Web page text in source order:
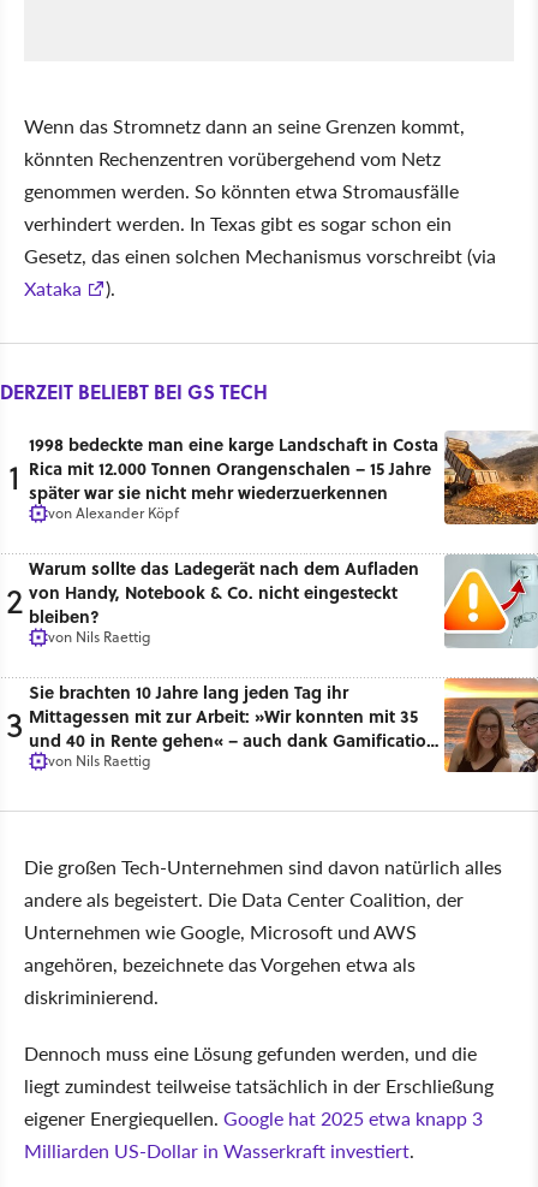
Wenn das Stromnetz dann an seine Grenzen kommt,
könnten Rechenzentren vorübergehend vom Netz
genommen werden. So könnten etwa Stromausfälle
verhindert werden. In Texas gibt es sogar schon ein
Gesetz, das einen solchen Mechanismus vorschreibt (via
Xataka
).
DERZEIT BELIEBT BEI GS TECH
1
1998 bedeckte man eine karge Landschaft in Costa
Rica mit 12.000 Tonnen Orangenschalen – 15 Jahre
später war sie nicht mehr wiederzuerkennen
vonAlexander Köpf
2
Warum sollte das Ladegerät nach dem Aufladen
von Handy, Notebook & Co. nicht eingesteckt
bleiben?
von Nils Raettig
3
Sie brachten 10 Jahre lang jeden Tag ihr
Mittagessen mit zur Arbeit: »Wir konnten mit 35
und 40 in Rente gehen« – auch dank Gamification
[Best of GameStar]
von Nils Raettig
Die großen Tech-Unternehmen sind davon natürlich alles
andere als begeistert. Die Data Center Coalition, der
Unternehmen wie Google, Microsoft und AWS
angehören, bezeichnete das Vorgehen etwa als
diskriminierend.
Dennoch muss eine Lösung gefunden werden, und die
liegt zumindest teilweise tatsächlich in der Erschließung
eigener Energiequellen. Google hat 2025 etwa knapp 3
Milliarden US-Dollar in Wasserkraft investiert.